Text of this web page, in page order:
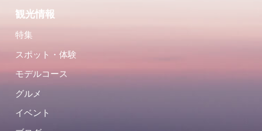
観光情報
特集
スポット・体験
モデルコース
グルメ
イベント